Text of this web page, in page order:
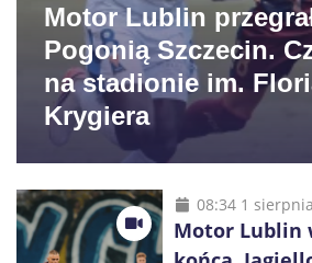
Motor Lublin
Pogonią Szczecin.
na stadionie im.
Krygiera
08:34 1
Motor Lublin